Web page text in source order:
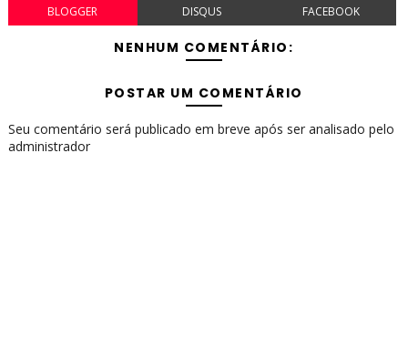
BLOGGER DISQUS FACEBOOK
NENHUM COMENTÁRIO:
POSTAR UM COMENTÁRIO
Seu comentário será publicado em breve após ser analisado pelo
administrador